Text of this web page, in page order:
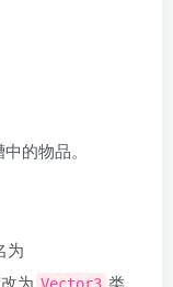
的物品。
为